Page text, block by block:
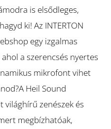
is elsődleges,
ki! Az INTERTON
egy izgalmas
a szerencsés nyertes
mikrofont vihet
Heil Sound
zenészek és
megbízhatóak,